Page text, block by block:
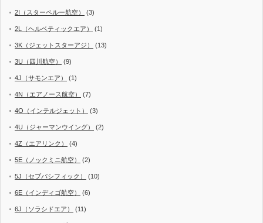
2I（スターペルー航空） (3)
2L（ヘルベティックエア） (1)
3K（ジェットスターアジ） (13)
3U（四川航空） (9)
4J（サモンエア） (1)
4N（エアノース航空） (7)
4O（インテルジェット） (3)
4U（ジャーマンウイング） (2)
4Z（エアリンク） (4)
5E（ノックミニ航空） (2)
5J（セブパシフィック） (10)
6E（インディゴ航空） (6)
6J（ソラシドエア） (11)